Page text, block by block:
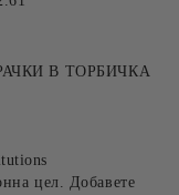
В ТОРБИЧКА
цел. Добавете